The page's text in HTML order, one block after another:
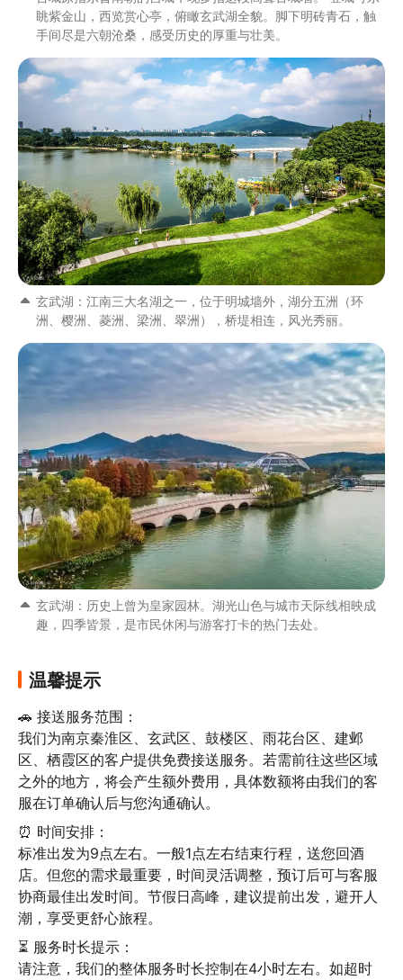
眺紫金山，西览赏心亭，俯瞰玄武湖全貌。脚下明砖青石，触
手间尽是六朝沧桑，感受历史的厚重与壮美。
玄武湖：江南三大名湖之一，位于明城墙外，湖分五洲（环
洲、樱洲、菱洲、梁洲、翠洲），桥堤相连，风光秀丽。
玄武湖：历史上曾为皇家园林。湖光山色与城市天际线相映成
趣，四季皆景，是市民休闲与游客打卡的热门去处。
温馨提示
🚗 接送服务范围：
我们为南京秦淮区、玄武区、鼓楼区、雨花台区、建邺
区、栖霞区的客户提供免费接送服务。若需前往这些区域
之外的地方，将会产生额外费用，具体数额将由我们的客
服在订单确认后与您沟通确认。
⏰ 时间安排：
标准出发为9点左右。一般1点左右结束行程，送您回酒
店。但您的需求最重要，时间灵活调整，预订后可与客服
协商最佳出发时间。节假日高峰，建议提前出发，避开人
潮，享受更舒心旅程。
⏳ 服务时长提示：
请注意，我们的整体服务时长控制在4小时左右。如超时